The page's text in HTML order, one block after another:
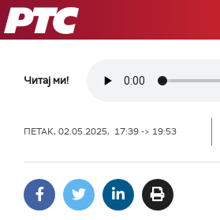
РТС
Читај ми!
ПЕТАК, 02.05.2025, 17:39 -> 19:53